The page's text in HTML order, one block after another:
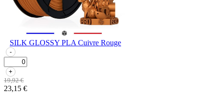
SILK GLOSSY PLA Cuivre Rouge
-
+
19,92 €
23,15 €